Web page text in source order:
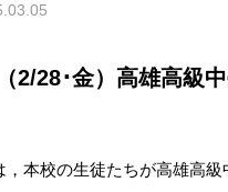
2/28･金）高雄高級
，本校の生徒たちが高雄高級